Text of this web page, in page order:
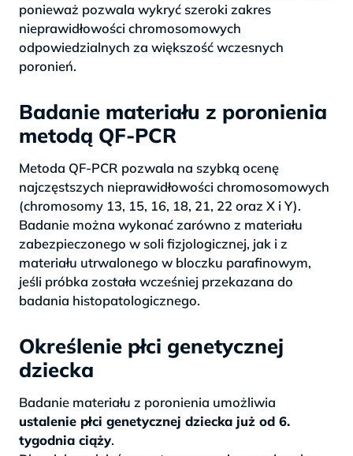
ponieważ pozwala wykryć szeroki zakres
nieprawidłowości chromosomowych
odpowiedzialnych za większość wczesnych
poronień.
Badanie materiału z poronienia
metodą QF-PCR
Metoda QF-PCR pozwala na szybką ocenę
najczęstszych nieprawidłowości chromosomowych
(chromosomy 13, 15, 16, 18, 21, 22 oraz X i Y).
Badanie można wykonać zarówno z materiału
zabezpieczonego w soli fizjologicznej, jak i z
materiału utrwalonego w bloczku parafinowym,
jeśli próbka została wcześniej przekazana do
badania histopatologicznego.
Określenie płci genetycznej
dziecka
Badanie materiału z poronienia umożliwia
ustalenie płci genetycznej dziecka już od 6.
tygodnia ciąży.